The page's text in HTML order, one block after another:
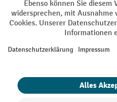
Alle Preise exkl. gesetzl.
Nachnahmegebühren, wenn nicht
¹ Der Rabatt gilt so lange der Vorrat
oder Gutscheinen ist nicht möglich. |
eingelöst werden. Die Höhe des
Produktkategorie und beträgt bis zu